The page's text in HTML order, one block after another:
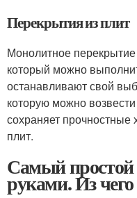
Перекрытия из плит
Монолитное
который можно
останавливают свой
которую можно
сохраняет прочностные
плит.
Самый простой
руками. Из чего